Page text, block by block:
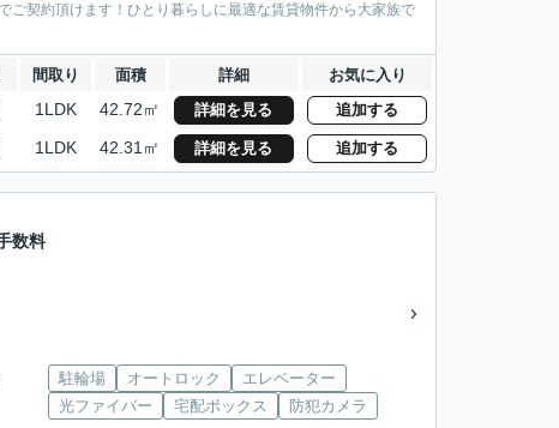
契約頂けます！ひとり暮らしに最適な賃貸物件から大家族で
間取り 面積 詳細 お気に入り
1LDK 42.72㎡ 詳細を見る 追加する
1LDK 42.31㎡ 詳細を見る 追加する
数料
駐輪場 オートロック
エレベーター
光ファイバー
宅配ボックス 防犯カメラ